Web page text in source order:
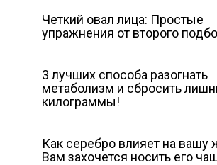
Четкий овал лица: Простые
упражнения от второго
3 лучших способа разогнать
метаболизм и сбросить
килограммы!
Как серебро влияет на вашу
Вам захочется носить его